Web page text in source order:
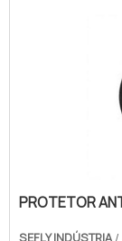
PROTETOR
SEFLY INDÚSTRIA /